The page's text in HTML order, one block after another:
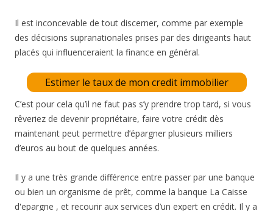
Il est inconcevable de tout discerner, comme par exemple
des décisions supranationales prises par des dirigeants haut
placés qui influenceraient la finance en général.
Estimer le taux de mon credit immobilier
C’est pour cela qu’il ne faut pas s’y prendre trop tard, si vous
rêveriez de devenir propriétaire, faire votre crédit dès
maintenant peut permettre d’épargner plusieurs milliers
d’euros au bout de quelques années.
Il y a une très grande différence entre passer par une banque
ou bien un organisme de prêt, comme la banque La Caisse
d'epargne , et recourir aux services d’un expert en crédit. Il y a